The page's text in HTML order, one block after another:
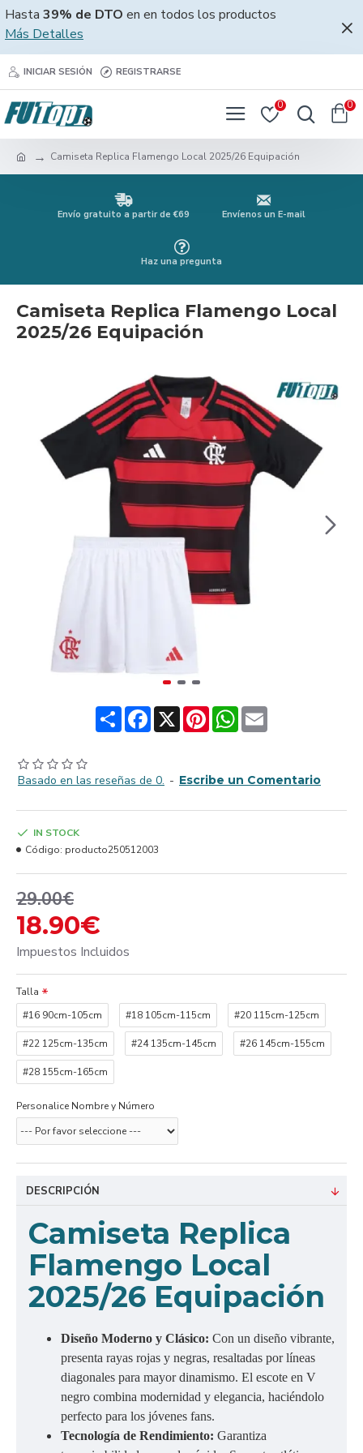
Hasta 39% de DTO en en todos los productos
Más Detalles
INICIAR SESIÓN REGISTRARSE
0 0
Camiseta Replica Flamengo Local 2025/26 Equipación
Envío gratuito a partir de €69 Envíenos un E-mail
Haz una pregunta
Camiseta Replica Flamengo Local
2025/26 Equipación
ShareFacebook
X PinterestWhatsApp
Email
Basado en las reseñas de 0. - Escribe un Comentario
18.90€
29.00€
Impuestos Incluidos
IN STOCK
Código: producto250512003
Talla
#16 90cm-105cm
#18 105cm-115cm #20 115cm-125cm
#22 125cm-135cm #24 135cm-145cm #26 145cm-155cm
#28 155cm-165cm
Personalice Nombre y Número
DESCRIPCIÓN
Camiseta Replica
Flamengo Local
2025/26 Equipación
Diseño Moderno y Clásico: Con un diseño vibrante,
presenta rayas rojas y negras, resaltadas por líneas
diagonales para mayor dinamismo. El escote en V
negro combina modernidad y elegancia, haciéndolo
perfecto para los jóvenes fans.
Tecnología de Rendimiento: Garantiza